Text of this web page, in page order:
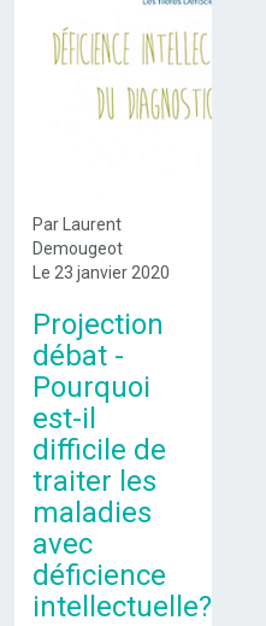
Par Laurent
Demougeot
Le 23 janvier 2020
Projection
débat -
Pourquoi
est-il
difficile de
traiter les
maladies
avec
déficience
intellectuelle?